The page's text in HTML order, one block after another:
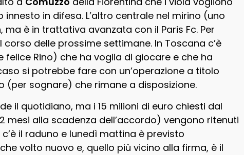
in difesa. L’altro centrale nel mirino (uno
ma è in trattativa avanzata con il Paris Fc. Per
delle prossime settimane. In Toscana c’è
felice Rino) che ha voglia di giocare e che ha
si potrebbe fare con un’operazione a titolo
sognare) che rimane a disposizione.
il quotidiano, ma i 15 milioni di euro chiesti dal
mesi alla scadenza dell’accordo) vengono ritenuti
il raduno e lunedì mattina è previsto
volto nuovo e, quello più vicino alla firma, è il